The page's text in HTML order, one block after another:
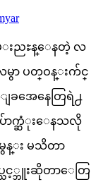
မ္းညႊန္ေနတဲ့ လ
မွာ ပတ္ဝန္းက်င္
ခအေနေတြရဲ႕
ာက္ဆံုးေနသလို
မွန္း မသိတာ
သင့္ဘူးဆိုတာေတြ